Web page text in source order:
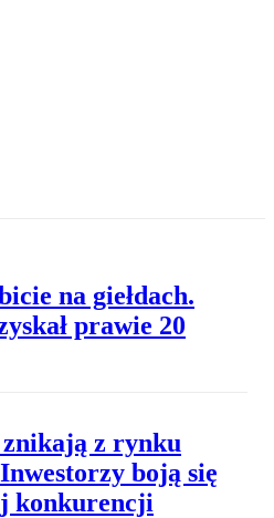
na giełdach.
prawie 20
z rynku
boją się
konkurencji